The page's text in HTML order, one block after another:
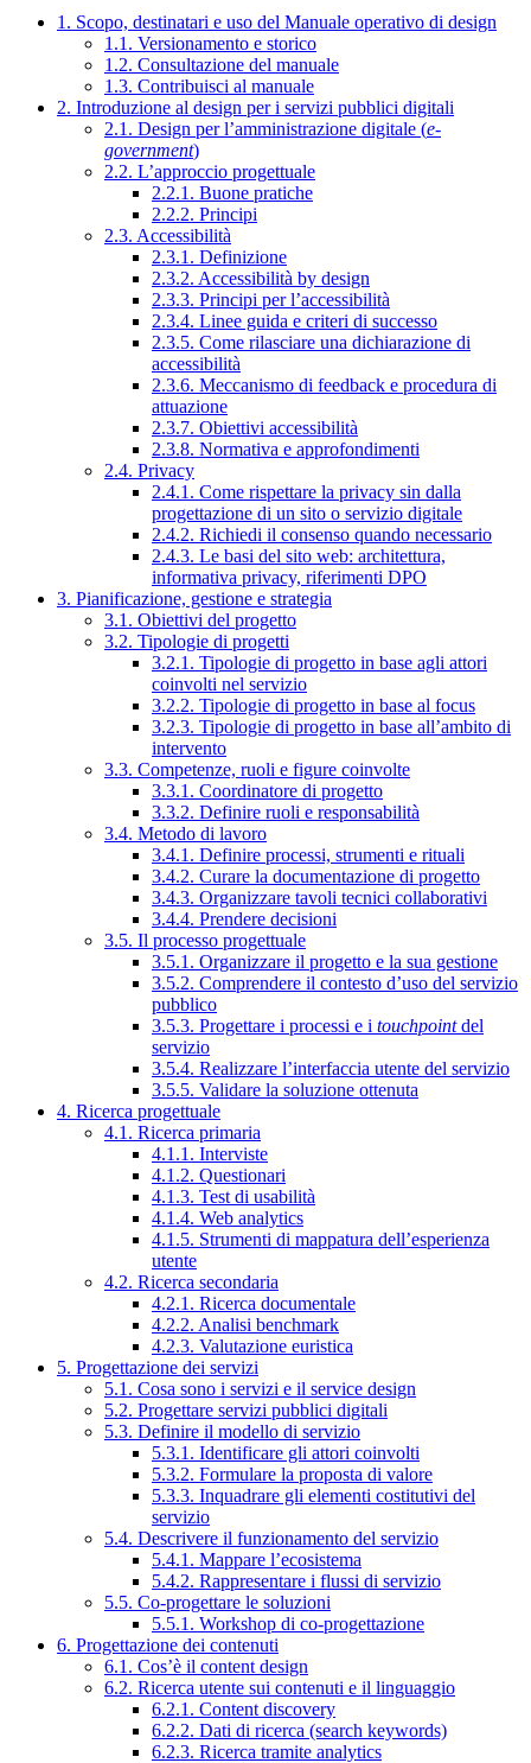
1. Scopo, destinatari e uso del Manuale operativo di design
1.1. Versionamento e storico
1.2. Consultazione del manuale
1.3. Contribuisci al manuale
2. Introduzione al design per i servizi pubblici digitali
2.1. Design per l’amministrazione digitale (e-
government)
2.2. L’approccio progettuale
2.2.1. Buone pratiche
2.2.2. Principi
2.3. Accessibilità
2.3.1. Definizione
2.3.2. Accessibilità by design
2.3.3. Principi per l’accessibilità
2.3.4. Linee guida e criteri di successo
2.3.5. Come rilasciare una dichiarazione di
accessibilità
2.3.6. Meccanismo di feedback e procedura di
attuazione
2.3.7. Obiettivi accessibilità
2.3.8. Normativa e approfondimenti
2.4. Privacy
2.4.1. Come rispettare la privacy sin dalla
progettazione di un sito o servizio digitale
2.4.2. Richiedi il consenso quando necessario
2.4.3. Le basi del sito web: architettura,
informativa privacy, riferimenti DPO
3. Pianificazione, gestione e strategia
3.1. Obiettivi del progetto
3.2. Tipologie di progetti
3.2.1. Tipologie di progetto in base agli attori
coinvolti nel servizio
3.2.2. Tipologie di progetto in base al focus
3.2.3. Tipologie di progetto in base all’ambito di
intervento
3.3. Competenze, ruoli e figure coinvolte
3.3.1. Coordinatore di progetto
3.3.2. Definire ruoli e responsabilità
3.4. Metodo di lavoro
3.4.1. Definire processi, strumenti e rituali
3.4.2. Curare la documentazione di progetto
3.4.3. Organizzare tavoli tecnici collaborativi
3.4.4. Prendere decisioni
3.5. Il processo progettuale
3.5.1. Organizzare il progetto e la sua gestione
3.5.2. Comprendere il contesto d’uso del servizio
pubblico
3.5.3. Progettare i processi e i touchpointdel
servizio
3.5.4. Realizzare l’interfaccia utente del servizio
3.5.5. Validare la soluzione ottenuta
4. Ricerca progettuale
4.1. Ricerca primaria
4.1.1. Interviste
4.1.2. Questionari
4.1.3. Test di usabilità
4.1.4. Web analytics
4.1.5. Strumenti di mappatura dell’esperienza
utente
4.2. Ricerca secondaria
4.2.1. Ricerca documentale
4.2.2. Analisi benchmark
4.2.3. Valutazione euristica
5. Progettazione dei servizi
5.1. Cosa sono i servizi e il service design
5.2. Progettare servizi pubblici digitali
5.3. Definire il modello di servizio
5.3.1. Identificare gli attori coinvolti
5.3.2. Formulare la proposta di valore
5.3.3. Inquadrare gli elementi costitutivi del
servizio
5.4. Descrivere il funzionamento del servizio
5.4.1. Mappare l’ecosistema
5.4.2. Rappresentare i flussi di servizio
5.5. Co-progettare le soluzioni
5.5.1. Workshop di co-progettazione
6. Progettazione dei contenuti
6.1. Cos’è il content design
6.2. Ricerca utente sui contenuti e il linguaggio
6.2.1. Content discovery
6.2.2. Dati di ricerca (search keywords)
6.2.3. Ricerca tramite analytics